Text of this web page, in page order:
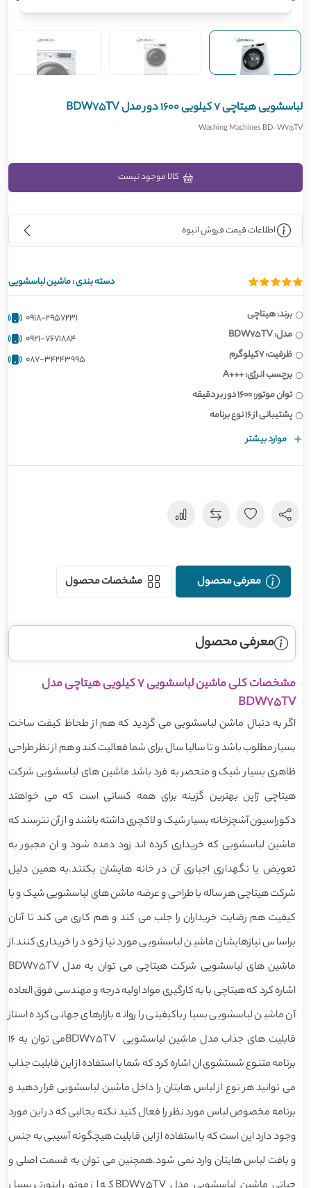
لباسشویی هیتاچی 7 کیلویی 1600 دور مدل BDW75TV
Washing Machines BD-W75TV
اطلاعات قیمت فروش انبوه
دسته بندی :ماشین لباسشویی
برند: هیتاچی
مدل: BDW75TV
ظرفیت: 7کیلوگرم
برچسب انرژی: +++A
توان موتور: 1600 دور بر دقیقه
پشتیبانی از 16 نوع برنامه
موارد بیشتر
0918-2957231
0921-7671884
087-34243995
معرفی محصول مشخصات محصول
معرفی محصول
مشخصات کلی ماشین لباسشویی 7 کیلویی هیتاچی مدل
BDW75TV
اگر به دنبال ماشن لباسشویی می گردید که هم از طحاظ کیفت ساخت
بسیار مطلوب باشد و تا سالیا سال برای شما فعالیت کند و هم از نظر طراحی
ظاهری بسیار شیک و منحصر به فرد باشد ماشین های لباسشویی شرکت
هیتاچی ژاپن بهترین گزینه برای همه کسانی است که می خواهند
دکوراسیون آشچزخانه بسیار شیک و لاکچری داشته باشند و از آن نترسند که
ماشین لباسشویی که خریداری کرده اند زود دمده شود و ان مجبور به
تعویض یا نگهداری اجباری آن در خانه هایشان بکنند.به همین دلیل
شرکت هیتاچی هر ساله با طراحی و عرضه ماشن های لباسشویی شیک و با
کیفیت هم رضایت خریداران را جلب می کند و هم کاری می کند تا آنان
براساس نیازهایشان ماشین لباسشویی مورد نیاز خود را خریداری کنند.از
ماشین های لباسشویی شرکت هیتاچی می توان به مدل BDW75TV
اشاره کرد که هیتاچی با به کارگیری مواد اولیه درجه و مهندسی فوق العاده
آن ماشین لباسشویی بسیار باکیفیتی را روانه بازارهای جهانی کرده استاز
قابلیت های جذاب مدل ماشین لباسشویی BDW75TVمی توان به 16
برنامه متنوع شستشوی ان اشاره کرد که شما با استفاده از این قابلیت جذاب
می توانید هر نوع از لباس هایتان را داخل ماشین لباسشویی قرار دهید و
برنامه مخصوص لباس مورد نظر را فعال کنید نکته یجالبی که در این مورد
وجود دارد این است که با استفاده از این قابلیت هیچگونه آسیبی به جنس
و بافت لباس هایتان وارد نمی شود.همچنین می توان به قسمت اصلی و